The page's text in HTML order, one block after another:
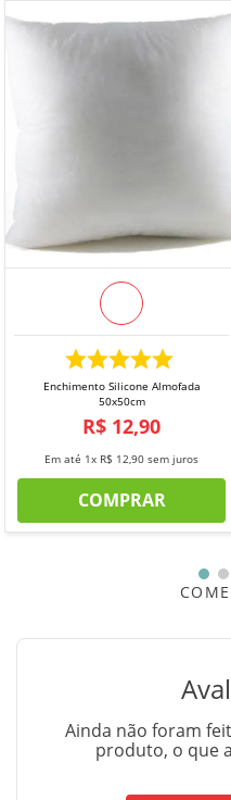
Entretela - 08cm
Caso sejam solicitados 2
corrida, sem cortes.
*Imagem meramente
Enchimento Silicone Almofada
50x50cm
R$ 12,90
Em até 1x R$ 12,90 sem juros
COMPRAR
Ainda não foram
produto, o que